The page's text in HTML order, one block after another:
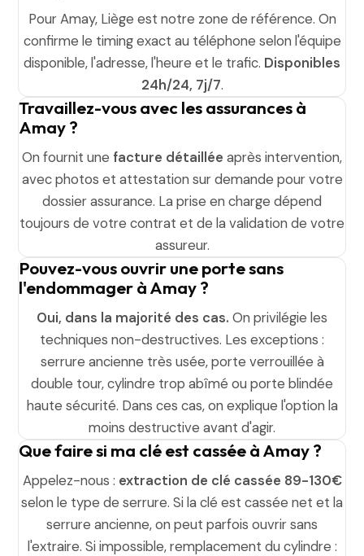
Pour Amay, Liège est notre zone de référence. On
confirme le timing exact au téléphone selon l'équipe
disponible, l'adresse, l'heure et le trafic. Disponibles
24h/24, 7j/7.
Travaillez-vous avec les assurances à
Amay ?
On fournit une facture détaillée après intervention,
avec photos et attestation sur demande pour votre
dossier assurance. La prise en charge dépend
toujours de votre contrat et de la validation de votre
assureur.
Pouvez-vous ouvrir une porte sans
l'endommager à Amay ?
Oui, dans la majorité des cas. On privilégie les
techniques non-destructives. Les exceptions :
serrure ancienne très usée, porte verrouillée à
double tour, cylindre trop abîmé ou porte blindée
haute sécurité. Dans ces cas, on explique l'option la
moins destructive avant d'agir.
Que faire si ma clé est cassée à Amay ?
Appelez-nous : extraction de clé cassée 89-130€
selon le type de serrure. Si la clé est cassée net et la
serrure ancienne, on peut parfois ouvrir sans
l'extraire. Si impossible, remplacement du cylindre :